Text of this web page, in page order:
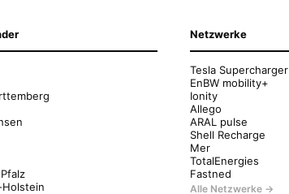
Netzwerke
Tesla Supercharger
EnBW mobility+
Ionity
Allego
ARAL pulse
Shell Recharge
Mer
TotalEnergies
Fastned
Alle Netzwerke →